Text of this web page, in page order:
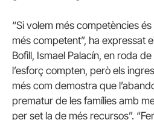
“Si volem més competències
més competent”, ha expressat
Bofill, Ismael Palacín, en roda
l’esforç compten, però els
més com demostra que
prematur de les famílies amb
per set la de més recursos”.